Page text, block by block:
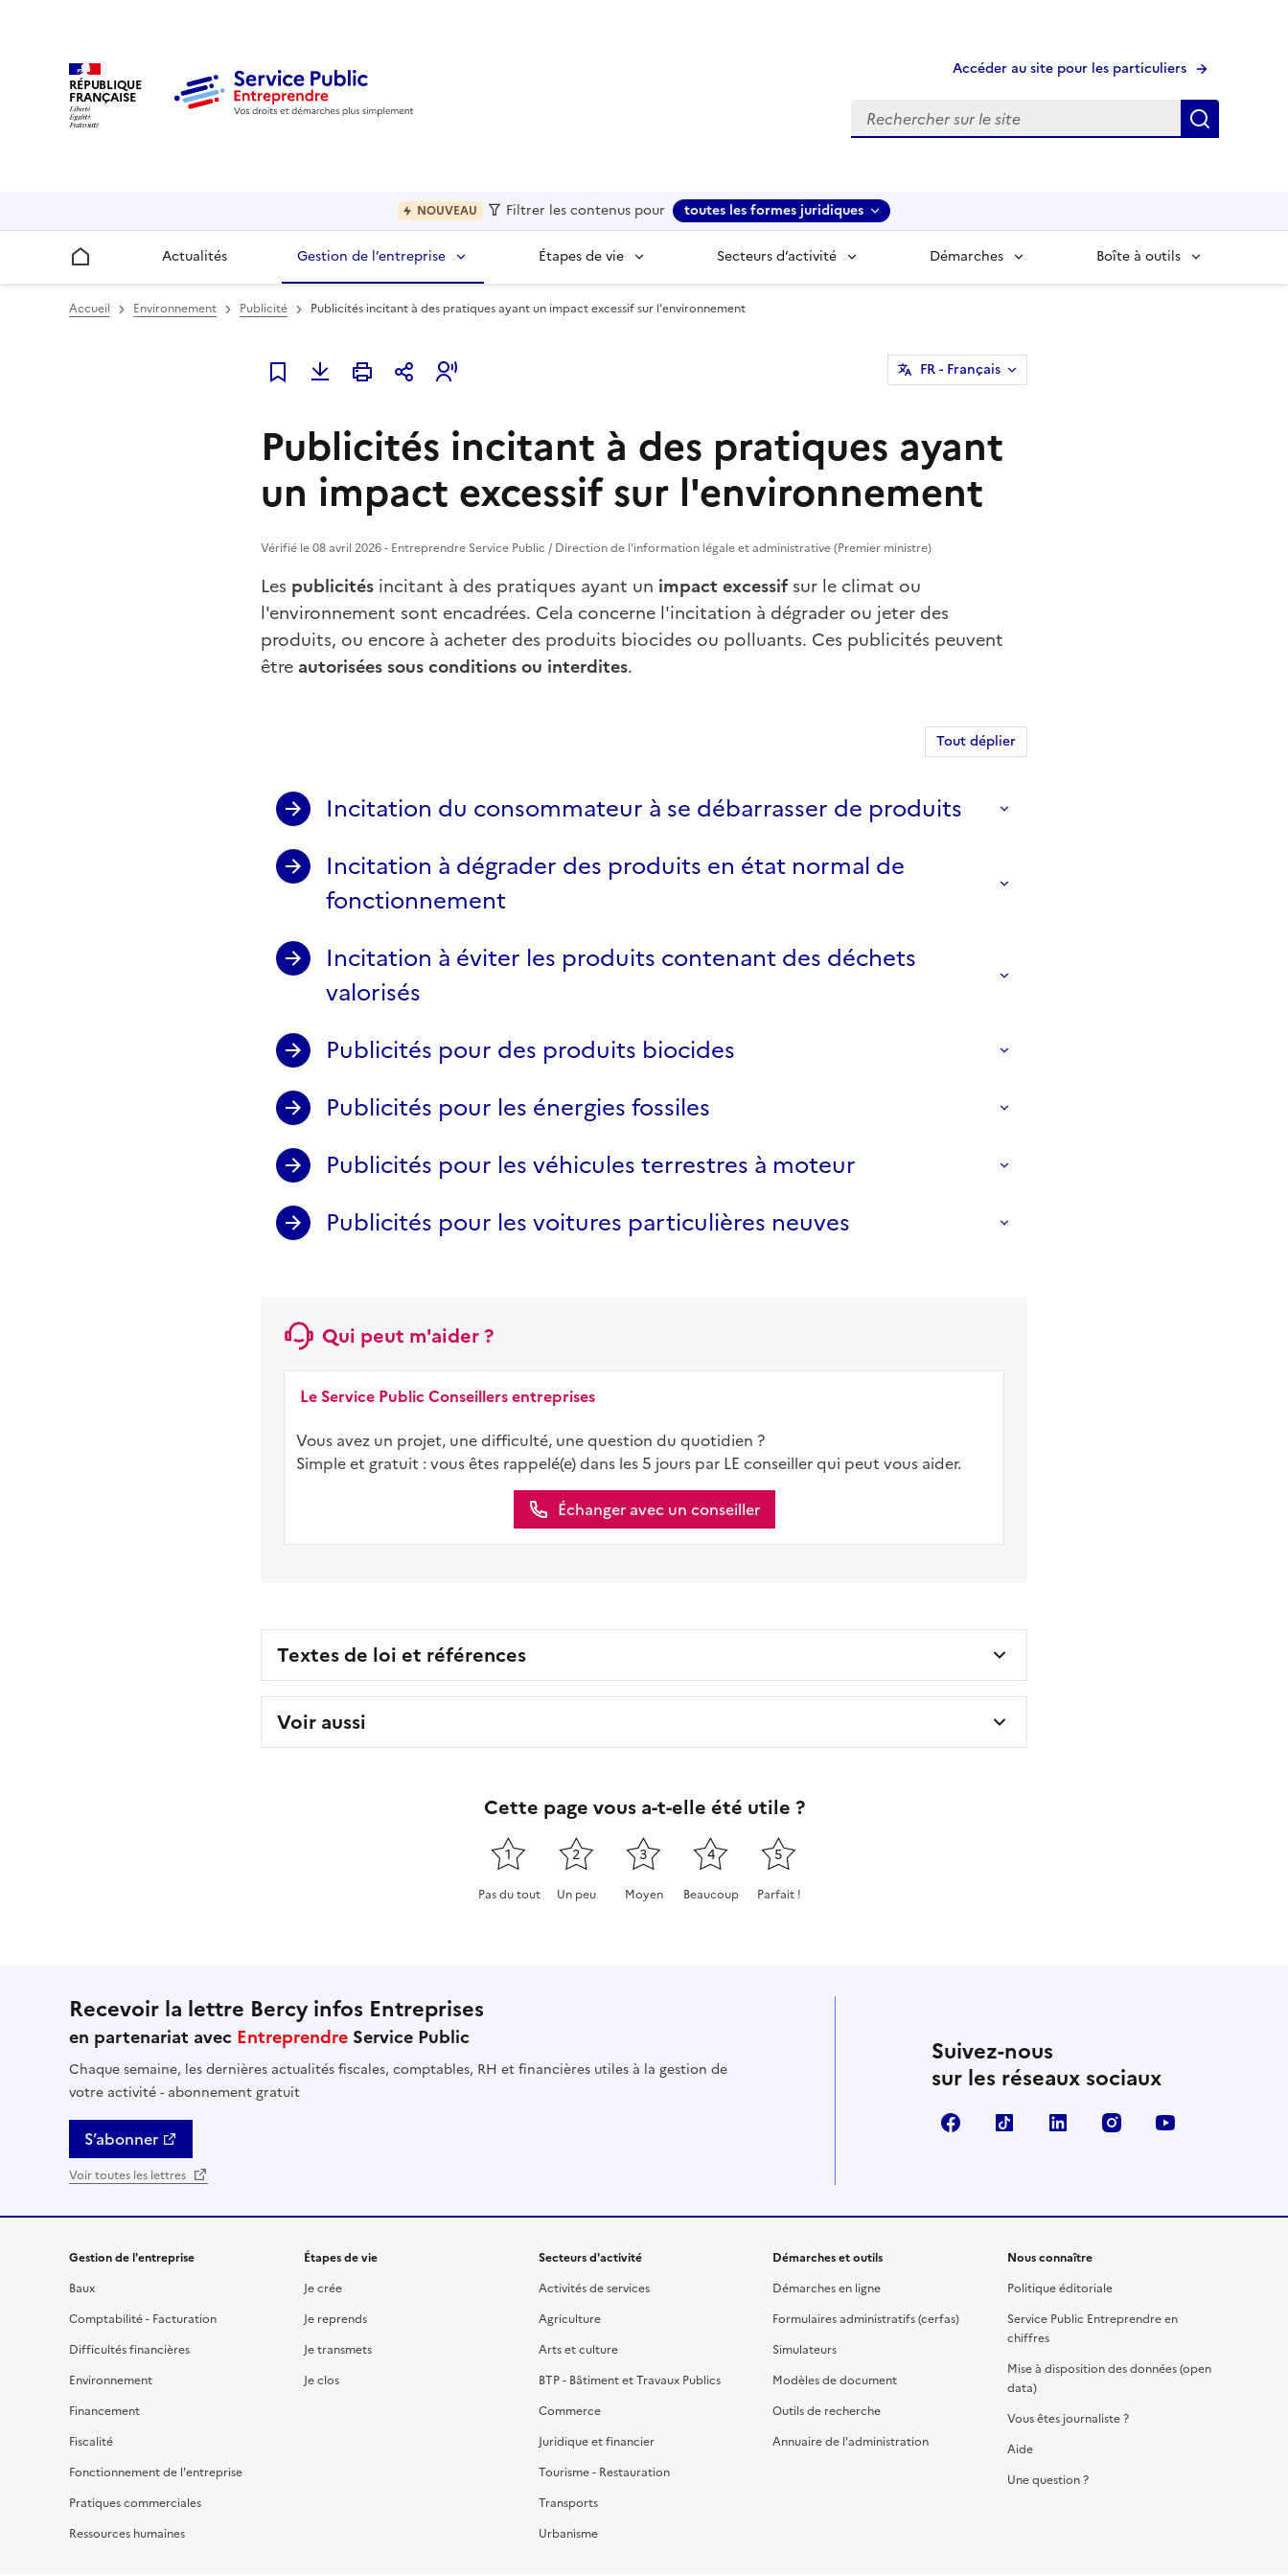
RÉPUBLIQUE
FRANÇAISE
Accéder au site pour les particuliers
Recherche
NOUVEAU Filtrer les contenus pour toutes les formes juridiques
Accueil Actualités Gestion de l’entreprise Étapes de vie Secteurs d’activité Démarches Boîte à outils
Accueil Environnement Publicité Publicités incitant à des pratiques ayant un impact excessif sur l'environnement
Ajouter à mes favoris
FR- Français
Publicités incitant à des pratiques ayant
un impact excessif sur l'environnement
Vérifié le 08 avril 2026 - Entreprendre Service Public / Direction de l'information légale et administrative (Premier ministre)
Les publicités incitant à des pratiques ayant un impact excessifsur le climat ou
l'environnement sont encadrées. Cela concerne l'incitation à dégrader ou jeter des
produits, ou encore à acheter des produits biocides ou polluants. Ces publicités peuvent
être autorisées sous conditions ou interdites.
Tout déplier
Incitation du consommateur à se débarrasser de produits
Incitation à dégrader des produits en état normal de
fonctionnement
Incitation à éviter les produits contenant des déchets
valorisés
Publicités pour des produits biocides
Publicités pour les énergies fossiles
Publicités pour les véhicules terrestres à moteur
Publicités pour les voitures particulières neuves
Qui peut m'aider ?
Le Service Public Conseillers entreprises
Vous avez un projet, une difficulté, une question du quotidien ?
Simple et gratuit : vous êtes rappelé(e) dans les 5 jours par LE conseiller qui peut vous aider.
Échanger avec un conseiller
Textes de loi et références
Voir aussi
Cette page vous a-t-elle été utile ?
1
Pas du tout
2
Un peu
3
Moyen
4
Beaucoup
5
Parfait !
Recevoir la lettre Bercy infos Entreprises
en partenariat avec Entreprendre Service Public
Chaque semaine, les dernières actualités fiscales, comptables, RH et financières utiles à la gestion de
votre activité - abonnement gratuit
S’abonner
Voir toutes les lettres
Suivez-nous
sur les réseaux sociaux
FacebookTikTok Linkedin Instagram
Gestion de l'entreprise
Baux
Comptabilité - Facturation
Difficultés financières
Environnement
Financement
Fiscalité
Fonctionnement de l'entreprise
Pratiques commerciales
Ressources humaines
Étapes de vie
Je crée
Je reprends
Je transmets
Je clos
Secteurs d'activité
Activités de services
Agriculture
Arts et culture
BTP - Bâtiment et Travaux Publics
Commerce
Juridique et financier
Tourisme - Restauration
Transports
Urbanisme
Démarches et outils
Démarches en ligne
Formulaires administratifs (cerfas)
Simulateurs
Modèles de document
Outils de recherche
Annuaire de l'administration
Nous connaître
Politique éditoriale
Service Public Entreprendre en
chiffres
Mise à disposition des données (open
data)
Vous êtes journaliste ?
Aide
Une question ?